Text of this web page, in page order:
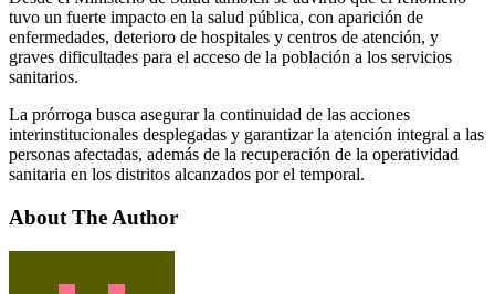
tuvo un fuerte impacto en la salud pública, con aparición de
enfermedades, deterioro de hospitales y centros de atención, y
graves dificultades para el acceso de la población a los servicios
sanitarios.
La prórroga busca asegurar la continuidad de las acciones
interinstitucionales desplegadas y garantizar la atención integral a las
personas afectadas, además de la recuperación de la operatividad
sanitaria en los distritos alcanzados por el temporal.
About The Author